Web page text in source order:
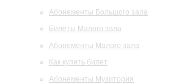
Абонементы Большого зала
Билеты Малого зала
Абонементы Малого зала
Как купить билет
Абонементы Музитория